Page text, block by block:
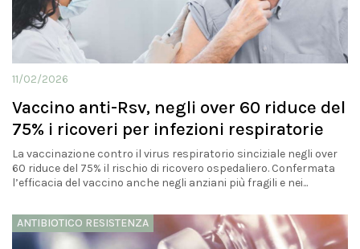
11/02/2026
Vaccino anti-Rsv, negli over 60 riduce del
75% i ricoveri per infezioni respiratorie
La vaccinazione contro il virus respiratorio sinciziale negli over
60 riduce del 75% il rischio di ricovero ospedaliero. Confermata
l’efficacia del vaccino anche negli anziani più fragili e nei...
ANTIBIOTICO RESISTENZA